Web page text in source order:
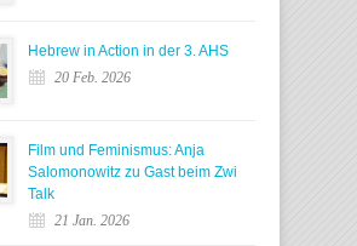
Hebrew in Action in der 3. AHS
20 Feb. 2026
Film und Feminismus: Anja
Salomonowitz zu Gast beim Zwi
Talk
21 Jan. 2026